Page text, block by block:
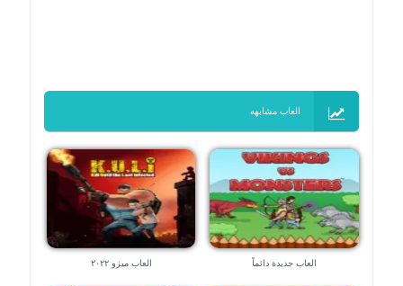
العاب مشابهه
العاب جديدة دائماً العاب ميزو ٢٠٢٢